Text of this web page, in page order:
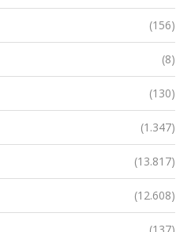
(156)
(8)
(130)
(1.347)
(13.817)
(12.608)